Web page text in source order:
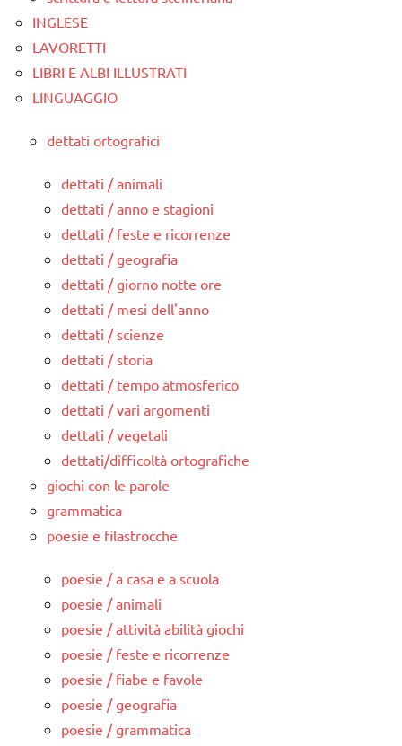
INGLESE
LAVORETTI
LIBRI E ALBI ILLUSTRATI
LINGUAGGIO
dettati ortografici
dettati / animali
dettati / anno e stagioni
dettati / feste e ricorrenze
dettati / geografia
dettati / giorno notte ore
dettati / mesi dell'anno
dettati / scienze
dettati / storia
dettati / tempo atmosferico
dettati / vari argomenti
dettati / vegetali
dettati/difficoltà ortografiche
giochi con le parole
grammatica
poesie e filastrocche
poesie / a casa e a scuola
poesie / animali
poesie / attività abilità giochi
poesie / feste e ricorrenze
poesie / fiabe e favole
poesie / geografia
poesie / grammatica